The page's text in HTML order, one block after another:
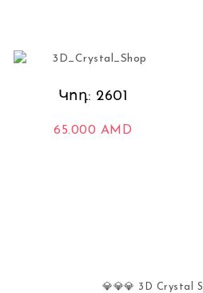
Կոդ: 2601
65.000 AMD
💎💎💎 3D Crystal